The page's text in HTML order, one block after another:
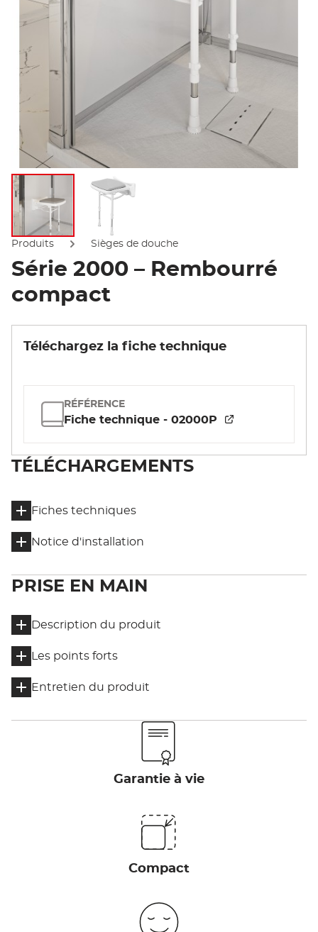
Afficher l'imageAfficher l'image
Produits Sièges de douche
Série 2000 – Rembourré
compact
Téléchargez la fiche technique
RÉFÉRENCE
Fiche technique - 02000P
TÉLÉCHARGEMENTS
Fiches techniques
Notice d'installation
PRISE EN MAIN
Description du produit
Les points forts
Entretien du produit
Garantie à vie
Compact